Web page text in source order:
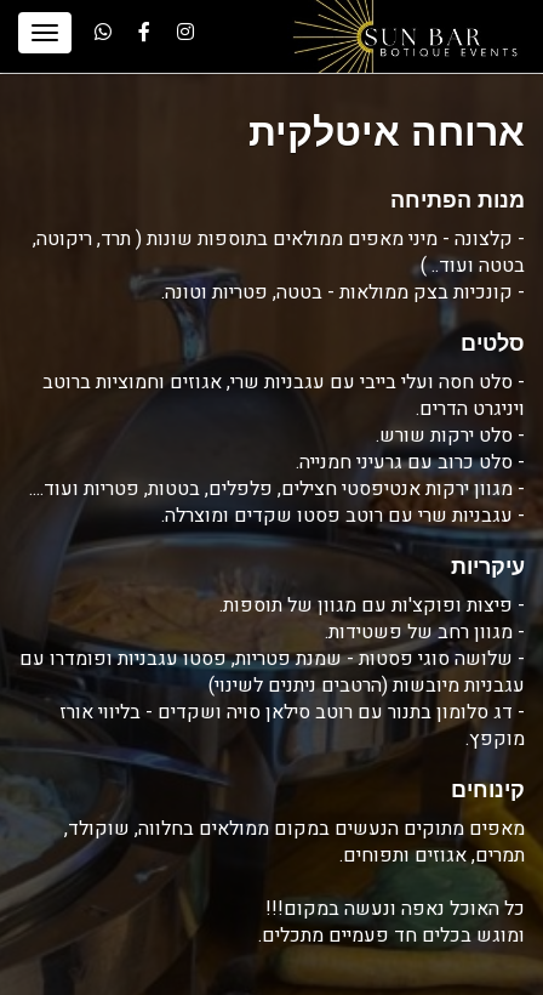
ארוחה איטלקית
מנות הפתיחה
- קלצונה - מיני מאפים ממולאים בתוספות שונות ( תרד, ריקוטה,
בטטה ועוד.. )
- קונכיות בצק ממולאות - בטטה, פטריות וטונה.
סלטים
- סלט חסה ועלי בייבי עם עגבניות שרי, אגוזים וחמוציות ברוטב
ויניגרט הדרים.
- סלט ירקות שורש.
- סלט כרוב עם גרעיני חמנייה.
- מגוון ירקות אנטיפסטי חצילים, פלפלים, בטטות, פטריות ועוד....
- עגבניות שרי עם רוטב פסטו שקדים ומוצרלה.
עיקריות
- פיצות ופוקצ'ות עם מגוון של תוספות.
- מגוון רחב של פשטידות.
- שלושה סוגי פסטות - שמנת פטריות, פסטו עגבניות ופומדרו עם
עגבניות מיובשות (הרטבים ניתנים לשינוי)
- דג סלומון בתנור עם רוטב סילאן סויה ושקדים - בליווי אורז
מוקפץ.
קינוחים
מאפים מתוקים הנעשים במקום ממולאים בחלווה, שוקולד,
תמרים, אגוזים ותפוחים.
כל האוכל נאפה ונעשה במקום!!!
ומוגש בכלים חד פעמיים מתכלים.